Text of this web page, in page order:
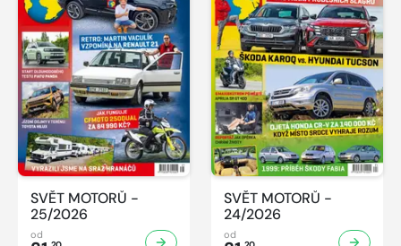
SVĚT MOTORŮ -
25/2026
od
SVĚT MOTORŮ -
24/2026
od